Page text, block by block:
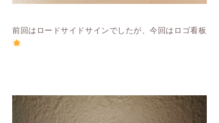
前回はロードサイドサインでしたが、今回はロゴ看板